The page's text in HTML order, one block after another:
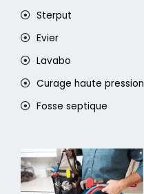
Sterput
Evier
Lavabo
Curage haute pression
Fosse septique